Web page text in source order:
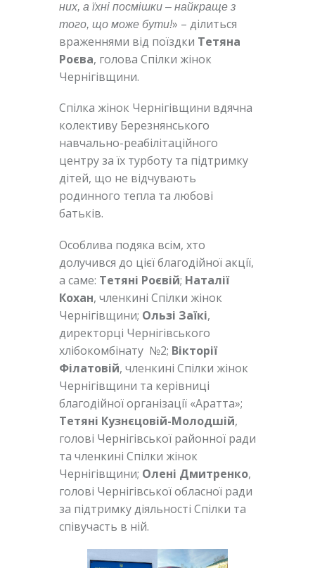
них, а їхні посмішки – найкраще з
того, що може бути!» – ділиться
враженнями від поїздки Тетяна
Роєва, голова Спілки жінок
Чернігівщини.
Спілка жінок Чернігівщини вдячна
колективу Березнянського
навчально-реабілітаційного
центру за їх турботу та підтримку
дітей, що не відчувають
родинного тепла та любові
батьків.
Особлива подяка всім, хто
долучився до цієї благодійної акції,
а саме: Тетяні Роєвій; Наталії
Кохан, членкині Спілки жінок
Чернігівщини; Ользі Заїкі,
директорці Чернігівського
хлібокомбінату №2; Вікторії
Філатовій, членкині Спілки жінок
Чернігівщини та керівниці
благодійної організації «Аратта»;
Тетяні Кузнєцовій-Молодшій,
голові Чернігівської районної ради
та членкині Спілки жінок
Чернігівщини; Олені Дмитренко,
голові Чернігівської обласної ради
за підтримку діяльності Спілки та
співучасть в ній.